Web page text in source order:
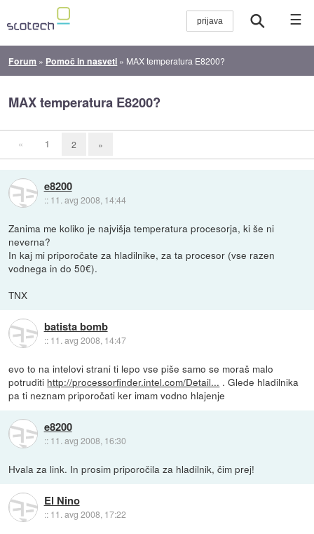
☰
Forum » Pomoč in nasveti » MAX temperatura E8200?
MAX temperatura E8200?
« 1 2 »
e8200
:: 11. avg 2008, 14:44
Zanima me koliko je najvišja temperatura procesorja, ki še ni
neverna?
In kaj mi priporočate za hladilnike, za ta procesor (vse razen
vodnega in do 50€).
TNX
batista bomb
:: 11. avg 2008, 14:47
evo to na intelovi strani ti lepo vse piše samo se moraš malo
potruditi http://processorfinder.intel.com/Detail... . Glede hladilnika
pa ti neznam priporočati ker imam vodno hlajenje
e8200
:: 11. avg 2008, 16:30
Hvala za link. In prosim priporočila za hladilnik, čim prej!
El Nino
:: 11. avg 2008, 17:22